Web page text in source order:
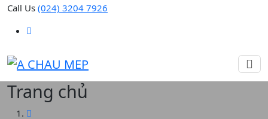
Call Us (024) 3204 7926
A CHAU MEP
Trang chủ